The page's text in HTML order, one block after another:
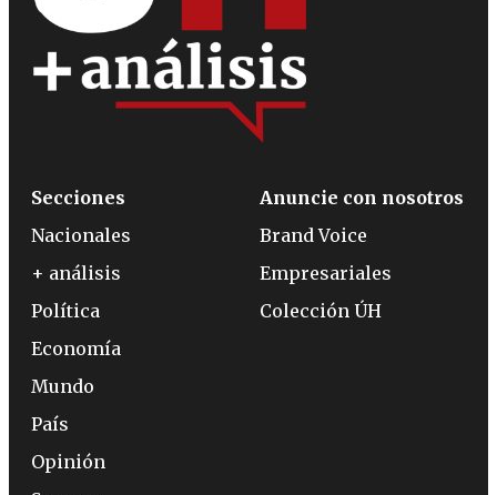
Secciones
Nacionales
+ análisis
Política
Economía
Mundo
País
Opinión
Anuncie con nosotros
Brand Voice
Empresariales
Colección ÚH